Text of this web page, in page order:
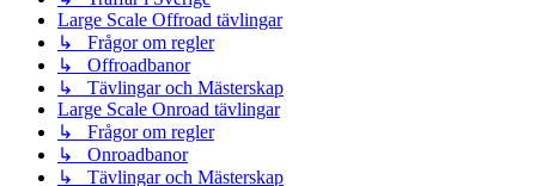
Large Scale Offroad tävlingar
↳ Frågor om regler
↳ Offroadbanor
↳ Tävlingar och Mästerskap
Large Scale Onroad tävlingar
↳ Frågor om regler
↳ Onroadbanor
↳ Tävlingar och Mästerskap